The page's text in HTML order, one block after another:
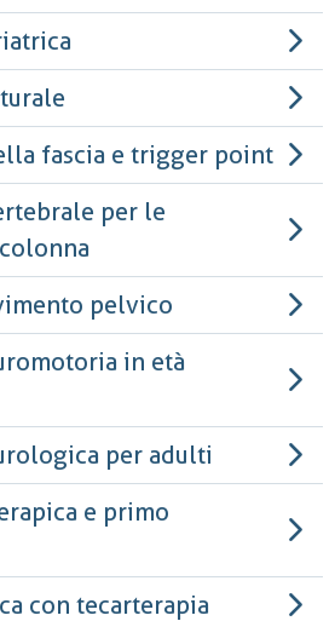
fascia e trigger point
per le
pelvico
in età
per adulti
e primo
con tecarterapia